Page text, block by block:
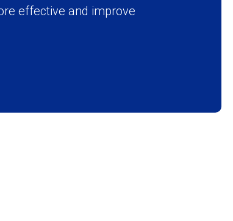
effective and improve